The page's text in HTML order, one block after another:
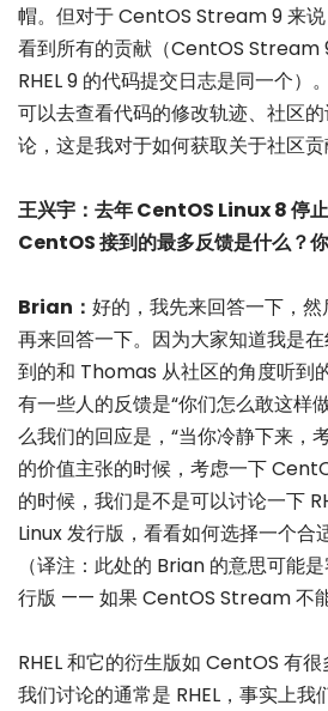
帽。但对于 CentOS Stream 9 来
看到所有的贡献（CentOS Stream
RHEL 9 的代码提交日志是同一个）
可以去查看代码的修改轨迹、社区
论，这是我对于如何获取关于社区贡
王兴宇：去年 CentOS Linux 8 停
CentOS 接到的最多反馈是什么？
Brian： 好的，我先来回答一下，
再来回答一下。因为大家知道我是
到的和 Thomas 从社区的角度听到
有一些人的反馈是“你们怎么敢这样
么我们的回应是，“当你冷静下来，
的价值主张的时候，考虑一下
的时候，我们是不是可以讨论一下
Linux 发行版，看看如何选择一个合
（译注：此处的 Brian 的意思可能
行版 —— 如果 CentOS Stream 不能
RHEL 和它的衍生版如 CentOS 有
我们讨论的通常是 RHEL，事实上